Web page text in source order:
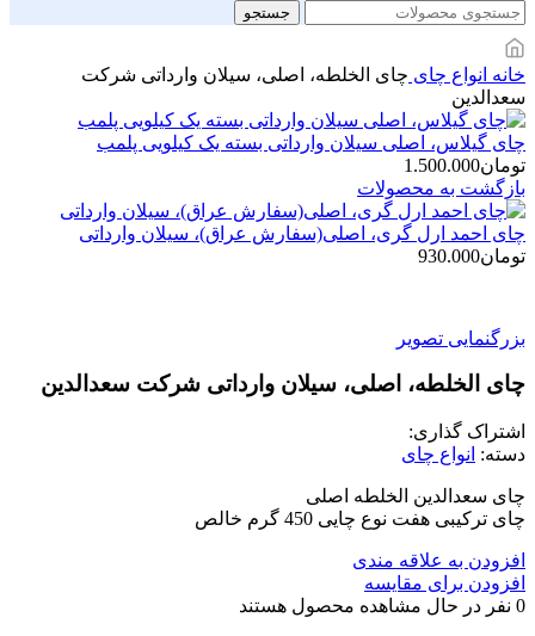
جستجو
خانه انواع چای چای الخلطه، اصلی، سیلان وارداتی شرکت
سعدالدین
چای گیلاس، اصلی سیلان وارداتی بسته یک کیلویی پلمب
تومان1.500.000
بازگشت به محصولات
چای احمد ارل گری، اصلی(سفارش عراق)، سیلان وارداتی
تومان930.000
بزرگنمایی تصویر
چای الخلطه، اصلی، سیلان وارداتی شرکت سعدالدین
اشتراک گذاری:
دسته: انواع چای
چای سعدالدین الخلطه اصلی
چای ترکیبی هفت نوع چایی 450 گرم خالص
افزودن به علاقه مندی
افزودن برای مقایسه
0 نفر در حال مشاهده محصول هستند